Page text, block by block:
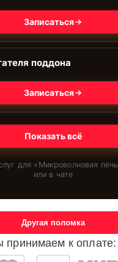
Записаться
поддона
Записаться
Показать всё
для « Микроволновая печь
или в чате
принимаем к оплате:
Другая поломка